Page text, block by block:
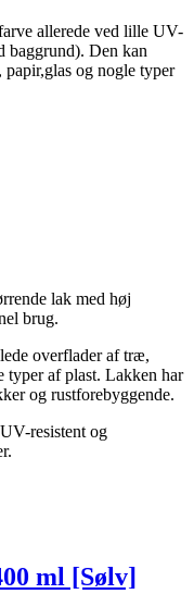
allerede ved lille UV-
baggrund). Den kan
og nogle typer
lak med høj
brug.
overflader af træ,
typer af plast. Lakken har
og rustforebyggende.
resistent og
ml [Sølv]